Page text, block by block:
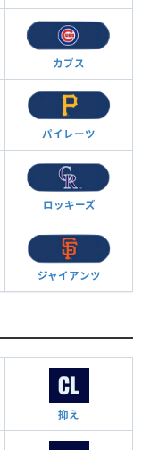
カブス
パイレーツ
ロッキーズ
ジャイアンツ
抑え